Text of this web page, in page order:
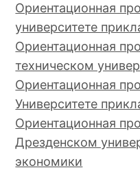
Ориентационная
университете
Ориентационная
техническом
Ориентационная
Университете
Ориентационная
Дрезденском
экономики